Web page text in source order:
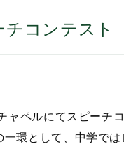
チコンテスト
ャペルにてスピーチ
環として、中学で